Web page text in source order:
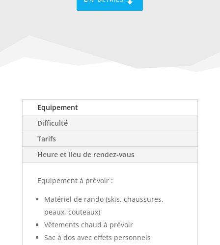
Equipement
Difficulté
Tarifs
Heure et lieu de rendez-vous
Equipement à prévoir :
Matériel de rando (skis, chaussures,
peaux, couteaux)
Vêtements chaud à prévoir
Sac à dos avec effets personnels